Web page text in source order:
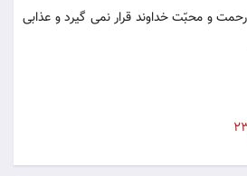
رحمت و محبّت خداوند قرار نمی گیرد و عذابی